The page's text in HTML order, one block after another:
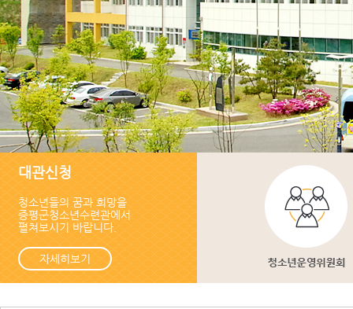
대관신청
청소년들의 꿈과 희망을
증평군청소년수련관에서
펼쳐보시기 바랍니다.
자세히보기